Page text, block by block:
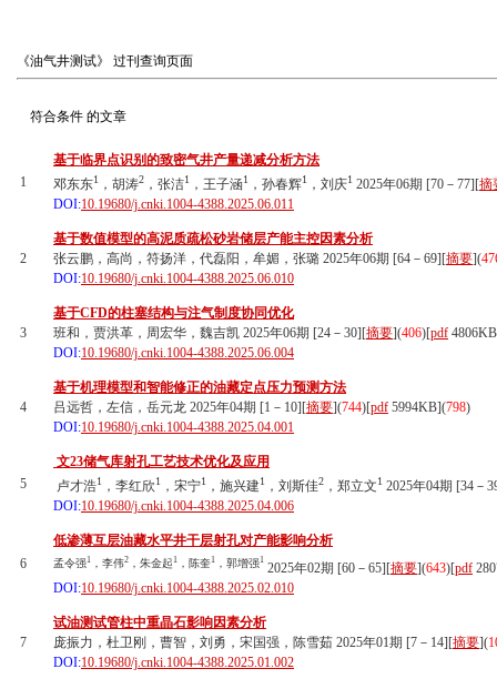
《油气井测试》 过刊查询页面
符合条件 的文章
1
基于临界点识别的致密气井产量递减分析方法
邓东东1 ，胡涛2 ，张洁1 ，王子涵1 ，孙春辉1 ，刘庆1 2025年06期 [70－77][摘
DOI:10.19680/j.cnki.1004-4388.2025.06.011
2
基于数值模型的高泥质疏松砂岩储层产能主控因素分析
张云鹏，高尚，符扬洋，代磊阳，牟媚，张璐 2025年06期 [64－69][摘要](
DOI:10.19680/j.cnki.1004-4388.2025.06.010
3
基于CFD的柱塞结构与注气制度协同优化
班和，贾洪革，周宏华，魏吉凯 2025年06期 [24－30][摘要](406)[pdf
DOI:10.19680/j.cnki.1004-4388.2025.06.004
4
基于机理模型和智能修正的油藏定点压力预测方法
吕远哲，左信，岳元龙 2025年04期 [1－10][摘要](744)[pdf 5994KB](798)
DOI:10.19680/j.cnki.1004-4388.2025.04.001
5
文23储气库射孔工艺技术优化及应用
卢才浩1 ，李红欣1 ，宋宁1 ，施兴建1 ，刘斯佳2 ，郑立文1 2025年04期 [34－
DOI:10.19680/j.cnki.1004-4388.2025.04.006
6
低渗薄互层油藏水平井干层射孔对产能影响分析
孟令强1 ，李伟2 ，朱金起 1 ，陈奎1 ，郭增强1
2025年02期 [60－65][摘要](643)[pdf
DOI:10.19680/j.cnki.1004-4388.2025.02.010
7
试油测试管柱中重晶石影响因素分析
庞振力，杜卫刚，曹智，刘勇，宋国强，陈雪茹 2025年01期 [7－14][摘要](
DOI:10.19680/j.cnki.1004-4388.2025.01.002